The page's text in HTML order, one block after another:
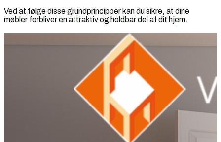
Ved at følge disse grundprincipper kan du sikre, at dine
møbler forbliver en attraktiv og holdbar del af dit hjem.